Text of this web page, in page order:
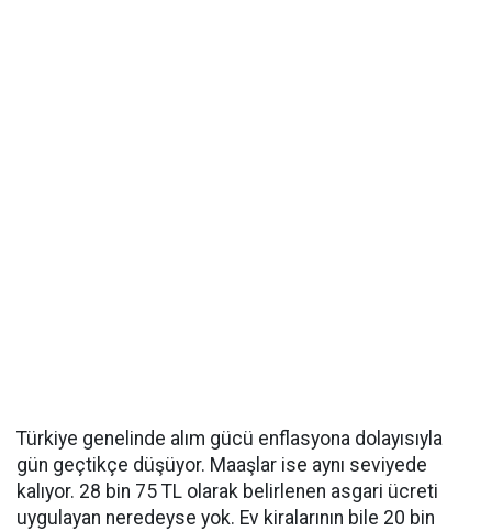
Türkiye genelinde alım gücü enflasyona dolayısıyla
gün geçtikçe düşüyor. Maaşlar ise aynı seviyede
kalıyor. 28 bin 75 TL olarak belirlenen asgari ücreti
uygulayan neredeyse yok. Ev kiralarının bile 20 bin